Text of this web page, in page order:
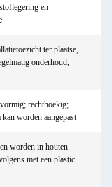
en
ter plaatse,
onderhoud,
rechthoekig;
worden aangepast
worden in houten
met een plastic